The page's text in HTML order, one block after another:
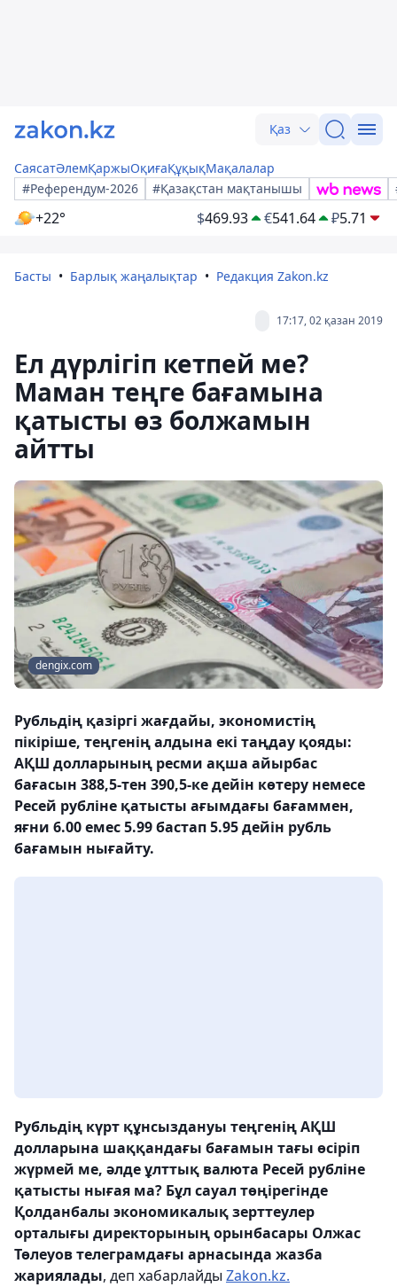
Қаз
СаясатӘлемҚаржыОқиғаҚұқықМақалалар
#Референдум-2026
#Қазақстан мақтанышы
+22° $469.93 €541.64 ₽5.71
Басты Барлық жаңалықтар Редакция Zakon.kz
17:17, 02 қазан 2019
Ел дүрлігіп кетпей ме?
Маман теңге бағамына
қатысты өз болжамын
айтты
dengix.com
Рубльдің қазіргі жағдайы, экономистің
пікіріше, теңгенің алдына екі таңдау қояды:
АҚШ долларының ресми ақша айырбас
бағасын 388,5-тен 390,5-ке дейін көтеру немесе
Ресей рубліне қатысты ағымдағы бағаммен,
яғни 6.00 емес 5.99 бастап 5.95 дейін рубль
бағамын нығайту.
Рубльдің күрт құнсыздануы теңгенің АҚШ
долларына шаққандағы бағамын тағы өсіріп
жүрмей ме, әлде ұлттық валюта Ресей рубліне
қатысты нығая ма? Бұл сауал төңірегінде
Қолданбалы экономикалық зерттеулер
орталығы директорының орынбасары Олжас
Төлеуов телеграмдағы арнасында жазба
жариялады, деп хабарлайды Zakon.kz.